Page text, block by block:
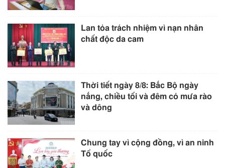
Lan tỏa trách nhiệm vì nạn nhân
chất độc da cam
Thời tiết ngày 8/8: Bắc Bộ ngày
nắng, chiều tối và đêm có mưa rào
và dông
Chung tay vì cộng đồng, vì an ninh
Tổ quốc